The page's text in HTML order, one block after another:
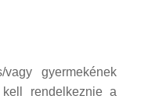
gyermekének
rendelkeznie a